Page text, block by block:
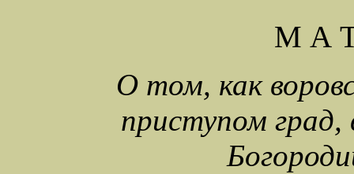
М А
О том, как
приступом град,